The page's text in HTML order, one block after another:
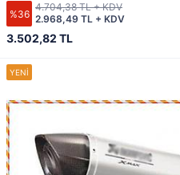
%36
3.502,82 TL
2.968,49 TL + KDV
4.704,38 TL + KDV